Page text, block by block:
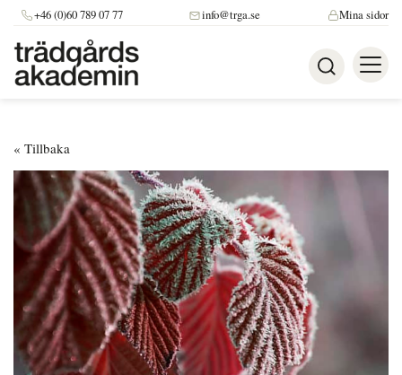
+46 (0)60 789 07 77 info@trga.se Mina sidor